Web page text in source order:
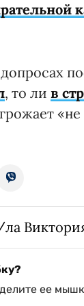
, то ли в
ее